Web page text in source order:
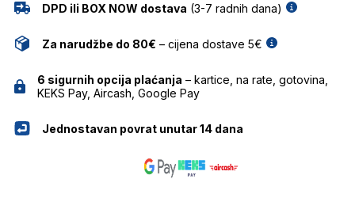
DPD ili BOX NOW dostava (3-7 radnih dana)
Za narudžbe do 80€ – cijena dostave 5€
6 sigurnih opcija plaćanja – kartice, na rate, gotovina,
KEKS Pay, Aircash, Google Pay
Jednostavan povrat unutar 14 dana